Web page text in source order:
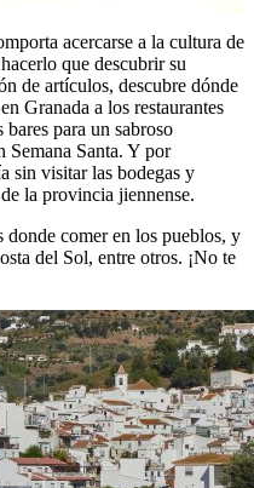
acercarse a la cultura de
que descubrir su
de artículos, descubre dónde
Granada a los restaurantes
para un sabroso
Semana Santa. Y por
sin visitar las bodegas y
la provincia jiennense.
donde comer en los pueblos, y
del Sol, entre otros. ¡No te